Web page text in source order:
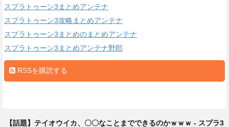
スプラトゥーン3まとめアンテナ
スプラトゥーン3攻略まとめアンテナ
スプラトゥーン3まとめのまとめアンテナ
スプラトゥーン3まとめアンテナ野郎
RSSを購読する
【話題】テイオウイカ、〇〇なことまでできるのかｗｗｗ - スプラ3